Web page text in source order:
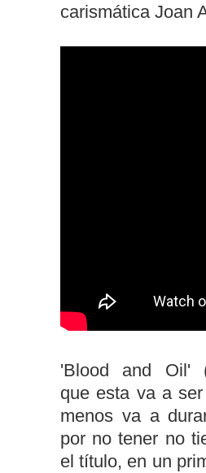
carismática Joan
'Blood and Oil'
que esta va a
menos va a
por no tener no
el título, en un